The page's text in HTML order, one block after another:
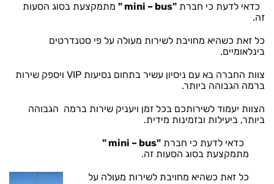
כדאי לדעת כי חברת "mini – bus "
מתמקצעת בסוג הסעות
זה.
כל זאת כשהיא מחויבת לשירות מעולה על פי סטנדרטים
בינלאומיים.
צוות החברה בא עם ניסיון עשיר בתחום נסיעות VIP ויספק שירות
ברמה הגבוהה ביותר.
הצוות יעמוד לשירותכם בכל זמן ויעניק שירות ברמה הגבוהה
ביותר, ביעילות ובזמינות מידית.
כדאי לדעת כי חברת"mini – bus "
מתמקצעת בסוג הסעות זה.
כל זאת כשהיא מחויבת לשירות מעולה על